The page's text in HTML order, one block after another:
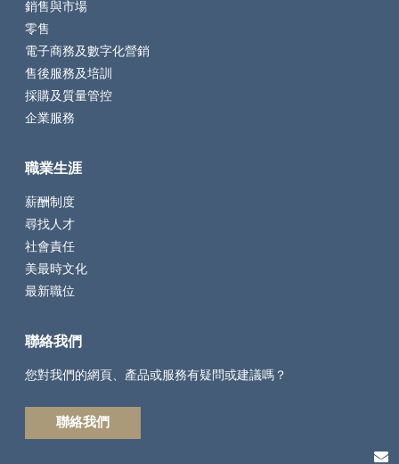
銷售與市場
零售
電子商務及數字化營銷
售後服務及培訓
採購及質量管控
企業服務
職業生涯
薪酬制度
尋找人才
社會責任
美最時文化
最新職位
聯絡我們
您對我們的網頁、產品或服務有疑問或建議嗎？
聯絡我們